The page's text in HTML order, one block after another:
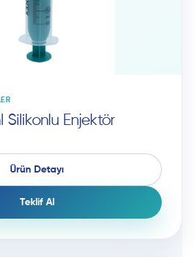
Silikonlu Enjektör
Ürün Detayı
Teklif Al